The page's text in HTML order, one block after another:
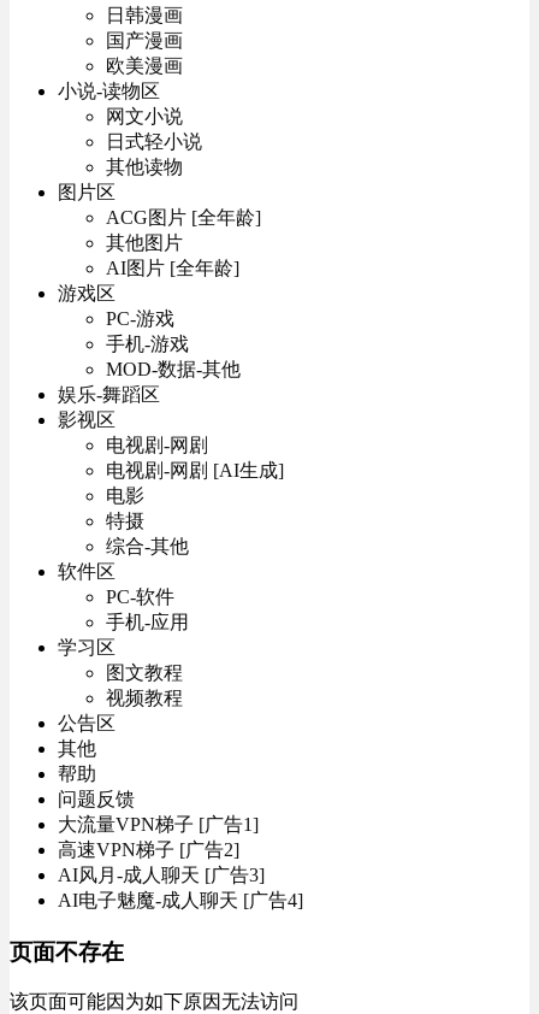
日韩漫画
国产漫画
欧美漫画
小说-读物区
网文小说
日式轻小说
其他读物
图片区
ACG图片 [全年龄]
其他图片
AI图片 [全年龄]
游戏区
PC-游戏
手机-游戏
MOD-数据-其他
娱乐-舞蹈区
影视区
电视剧-网剧
电视剧-网剧 [AI生成]
电影
特摄
综合-其他
软件区
PC-软件
手机-应用
学习区
图文教程
视频教程
公告区
其他
帮助
问题反馈
大流量VPN梯子 [广告1]
高速VPN梯子 [广告2]
AI风月-成人聊天 [广告3]
AI电子魅魔-成人聊天 [广告4]
页面不存在
该页面可能因为如下原因无法访问